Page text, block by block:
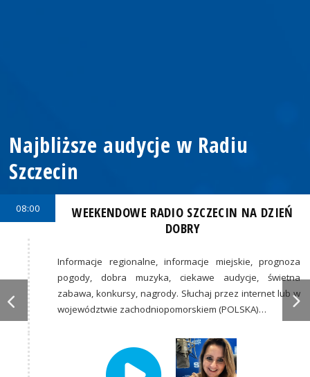
Najbliższe audycje w Radiu
Szczecin
08:00
WEEKENDOWE RADIO SZCZECIN NA DZIEŃ
DOBRY
Informacje regionalne, informacje miejskie, prognoza
pogody, dobra muzyka, ciekawe audycje, świetna
zabawa, konkursy, nagrody. Słuchaj przez internet lub w
województwie zachodniopomorskiem (POLSKA)…